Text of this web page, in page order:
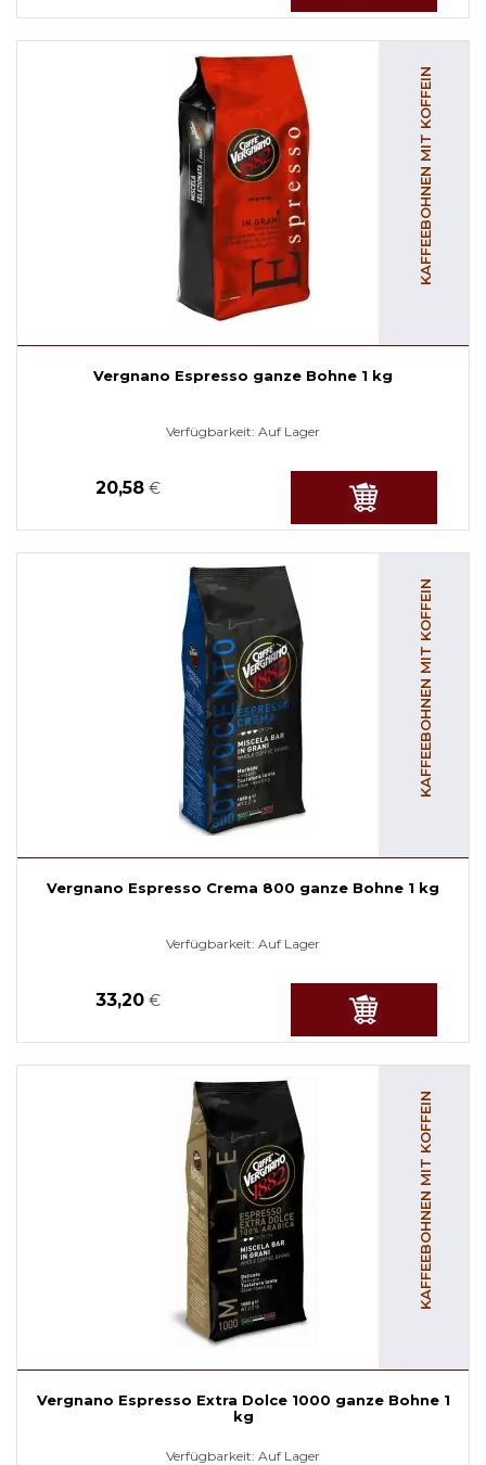
KAFFEEBOHNEN MIT KOFFEIN
Vergnano Espresso ganze Bohne 1 kg
Verfügbarkeit: Auf Lager
20,58 €
KAFFEEBOHNEN MIT KOFFEIN
Vergnano Espresso Crema 800 ganze Bohne 1 kg
Verfügbarkeit: Auf Lager
33,20 €
KAFFEEBOHNEN MIT KOFFEIN
Vergnano Espresso Extra Dolce 1000 ganze Bohne 1
kg
Verfügbarkeit: Auf Lager